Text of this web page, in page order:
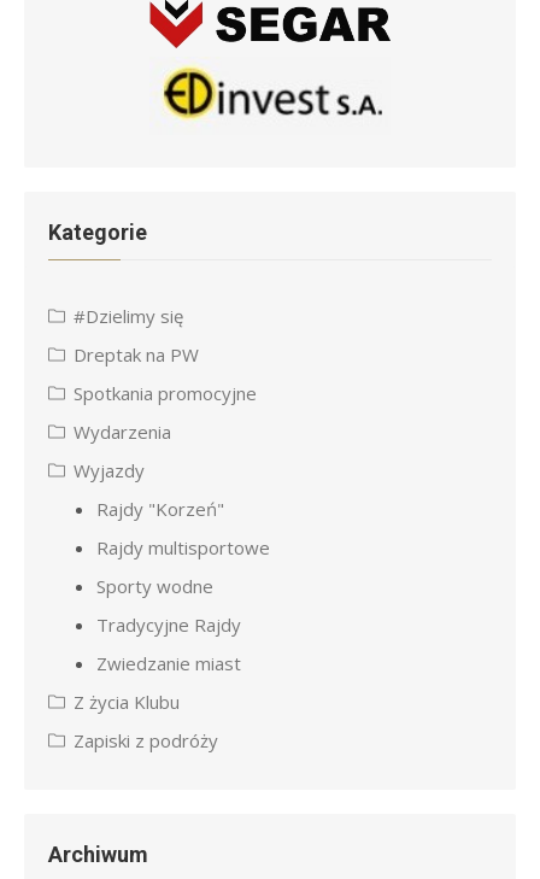
Kategorie
#Dzielimy się
Dreptak na PW
Spotkania promocyjne
Wydarzenia
Wyjazdy
Rajdy "Korzeń"
Rajdy multisportowe
Sporty wodne
Tradycyjne Rajdy
Zwiedzanie miast
Z życia Klubu
Zapiski z podróży
Archiwum